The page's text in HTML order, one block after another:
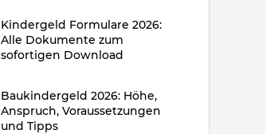
Kindergeld Formulare 2026:
Alle Dokumente zum
sofortigen Download
Baukindergeld 2026: Höhe,
Anspruch, Voraussetzungen
und Tipps